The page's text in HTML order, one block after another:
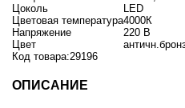
Цоколь
LED
Цветовая температура4000К
Напряжение
220 В
Цвет
Код товара:29196
ОПИСАНИЕ